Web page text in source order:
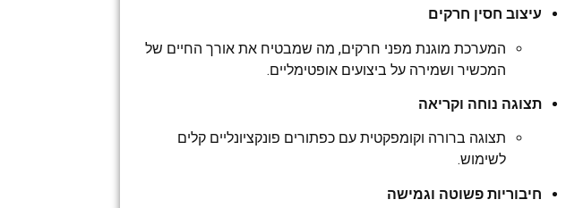
עיצוב חסין חרקים
המערכת מוגנת מפני חרקים, מה שמבטיח את אורך החיים של
המכשיר ושמירה על ביצועים אופטימליים.
תצוגה נוחה וקריאה
תצוגה ברורה וקומפקטית עם כפתורים פונקציונליים קלים
לשימוש.
חיבוריות פשוטה וגמישה